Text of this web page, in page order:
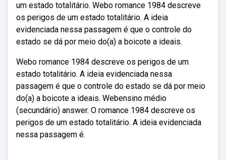
um estado totalitário. Webo romance 1984 descreve
os perigos de um estado totalitário. A ideia
evidenciada nessa passagem é que o controle do
estado se dá por meio do(a) a boicote a ideais.
Webo romance 1984 descreve os perigos de um
estado totalitário. A ideia evidenciada nessa
passagem é que o controle do estado se dá por meio
do(a) a boicote a ideais. Webensino médio
(secundário) answer. O romance 1984 descreve os
perigos de um estado totalitário. A ideia evidenciada
nessa passagem é.